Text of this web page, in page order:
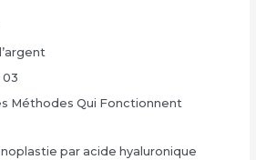
03
Méthodes Qui Fonctionnent
par acide hyaluronique